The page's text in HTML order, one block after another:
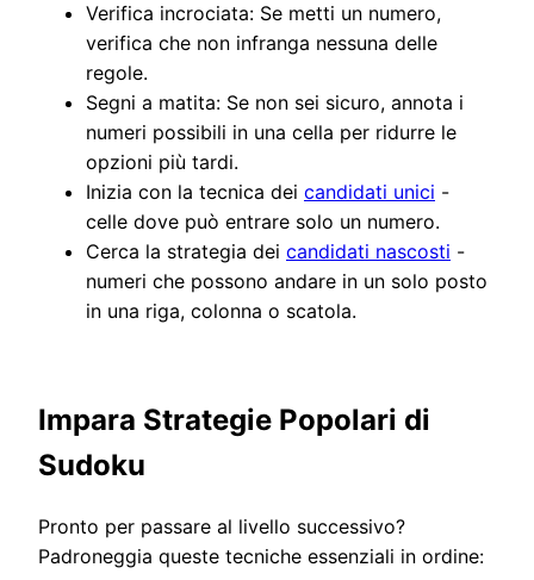
Verifica incrociata: Se metti un numero,
verifica che non infranga nessuna delle
regole.
Segni a matita: Se non sei sicuro, annota i
numeri possibili in una cella per ridurre le
opzioni più tardi.
Inizia con la tecnica dei candidati unici -
celle dove può entrare solo un numero.
Cerca la strategia dei candidati nascosti -
numeri che possono andare in un solo posto
in una riga, colonna o scatola.
Impara Strategie Popolari di
Sudoku
Pronto per passare al livello successivo?
Padroneggia queste tecniche essenziali in ordine: